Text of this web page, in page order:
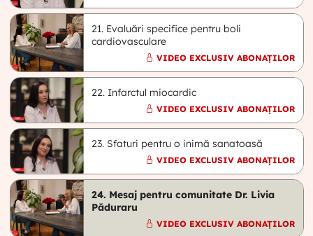
21. Evaluări specifice pentru boli
cardiovasculare
VIDEO EXCLUSIV ABONAȚILOR
22. Infarctul miocardic
VIDEO EXCLUSIV ABONAȚILOR
23. Sfaturi pentru o inimă sanatoasă
VIDEO EXCLUSIV ABONAȚILOR
24. Mesaj pentru comunitate Dr. Livia
Păduraru
VIDEO EXCLUSIV ABONAȚILOR